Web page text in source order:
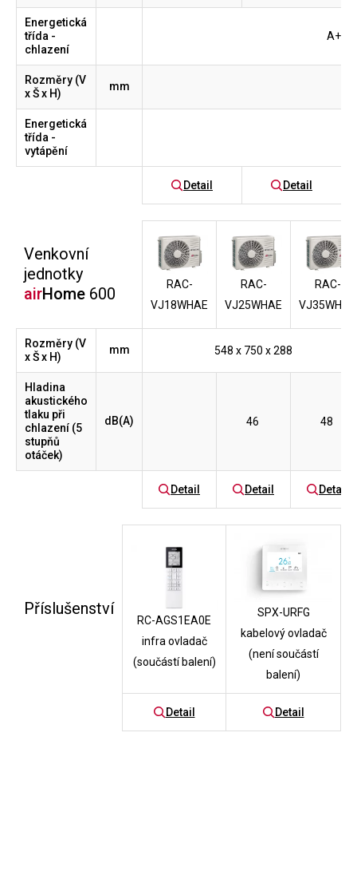
Energetická
třída -
chlazení
A+++
Rozměry (V
x Š x H)
mm
Energetická
třída -
vytápění
Detail Detail
Venkovní
jednotky
airHome 600
RAC-
VJ18WHAE
RAC-
VJ25WHAE
RAC-
VJ35WHAE
Rozměry (V
x Š x H)
mm 548 x 750 x 288
Hladina
akustického
tlaku při
chlazení (5
stupňů
otáček)
dB(A) 46 48
Detail Detail Detail
Příslušenství
RC-AGS1EA0E
infra ovladač
(součástí balení)
SPX-URFG
kabelový ovladač
(není součástí
balení)
Detail Detail